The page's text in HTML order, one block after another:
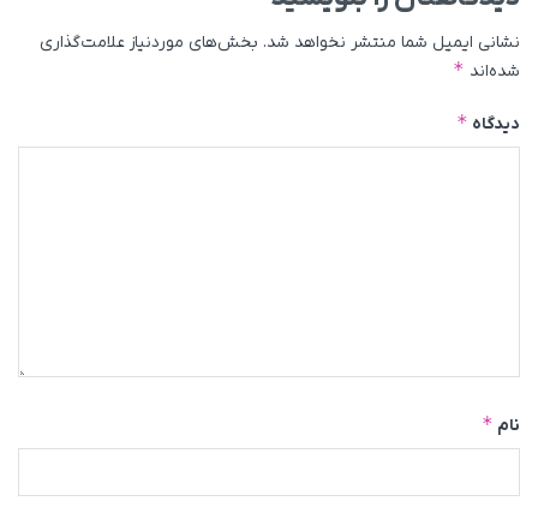
نشانی ایمیل شما منتشر نخواهد شد. بخش‌های موردنیاز علامت‌گذاری
شده‌اند *
دیدگاه *
نام *